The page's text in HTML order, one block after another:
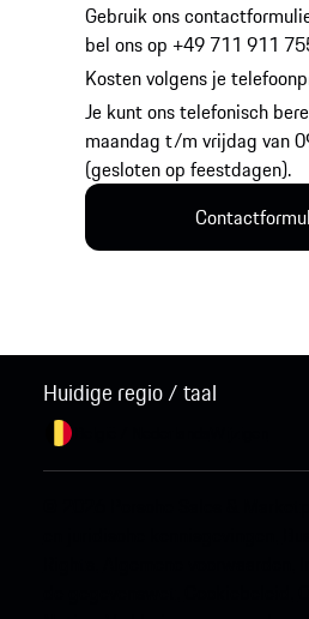
Gebruik ons
bel ons op +49 711 911
Kosten volgens je
Je kunt ons telefonisch
maandag t/m vrijdag van
(gesloten op feestdagen).
Huidige regio / taal